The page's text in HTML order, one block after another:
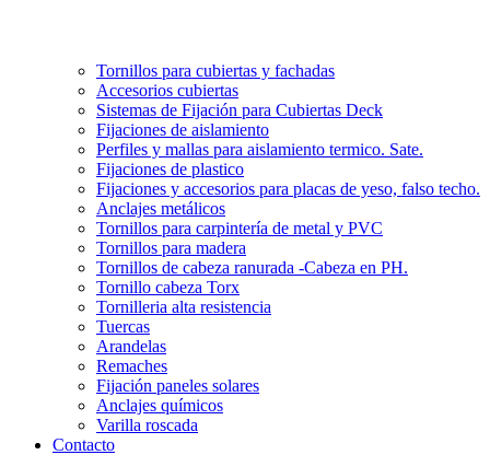
Tornillos para cubiertas y fachadas
Accesorios cubiertas
Sistemas de Fijación para Cubiertas Deck
Fijaciones de aislamiento
Perfiles y mallas para aislamiento termico. Sate.
Fijaciones de plastico
Fijaciones y accesorios para placas de yeso, falso techo.
Anclajes metálicos
Tornillos para carpintería de metal y PVC
Tornillos para madera
Tornillos de cabeza ranurada -Cabeza en PH.
Tornillo cabeza Torx
Tornilleria alta resistencia
Tuercas
Arandelas
Remaches
Fijación paneles solares
Anclajes químicos
Varilla roscada
Contacto